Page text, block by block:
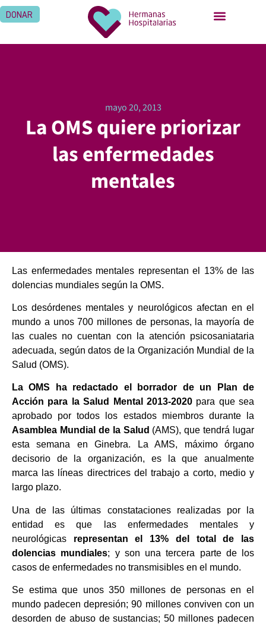
DONAR
mayo 20, 2013
La OMS quiere priorizar
las enfermedades
mentales
Las enfermedades mentales representan el 13% de las
dolencias mundiales según la OMS.
Los desórdenes mentales y neurológicos afectan en el
mundo a unos 700 millones de personas, la mayoría de
las cuales no cuentan con la atención psicosaniataria
adecuada, según datos de la Organización Mundial de la
Salud (OMS).
La OMS ha redactado el borrador de un Plan de
Acción para la Salud Mental 2013-2020para que sea
aprobado por todos los estados miembros durante la
Asamblea Mundial de la Salud (AMS), que tendrá lugar
esta semana en Ginebra. La AMS, máximo órgano
decisorio de la organización, es la que anualmente
marca las líneas directrices del trabajo a corto, medio y
largo plazo.
Una de las últimas constataciones realizadas por la
entidad es que las enfermedades mentales y
neurológicas representan el 13% del total de las
dolencias mundiales; y son una tercera parte de los
casos de enfermedades no transmisibles en el mundo.
Se estima que unos 350 millones de personas en el
mundo padecen depresión; 90 millones conviven con un
desorden de abuso de sustancias; 50 millones padecen